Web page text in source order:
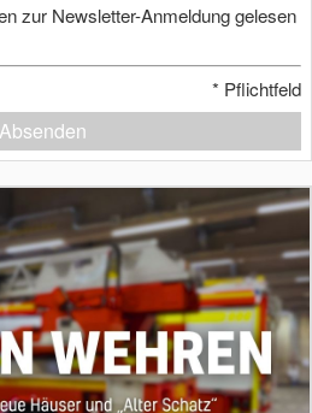
zur Newsletter-Anmeldung gelesen
* Pflichtfeld
Absenden